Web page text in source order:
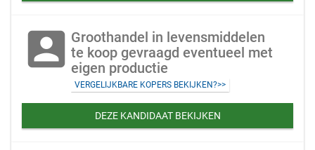
account_box Groothandel in levensmiddelen
te koop gevraagd eventueel met
eigen productie
VERGELIJKBARE KOPERS BEKIJKEN?>>
DEZE KANDIDAAT BEKIJKEN